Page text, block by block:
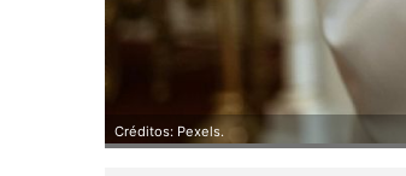
Créditos: Pexels.